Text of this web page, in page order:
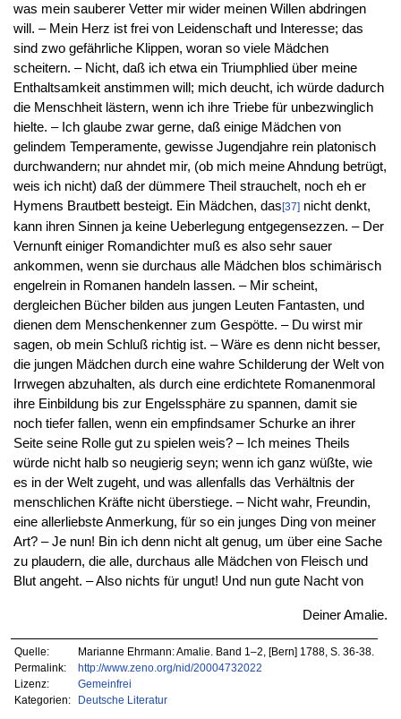
was mein sauberer Vetter mir wider meinen Willen abdringen
will. – Mein Herz ist frei von Leidenschaft und Interesse; das
sind zwo gefährliche Klippen, woran so viele Mädchen
scheitern. – Nicht, daß ich etwa ein Triumphlied über meine
Enthaltsamkeit anstimmen will; mich deucht, ich würde dadurch
die Menschheit lästern, wenn ich ihre Triebe für unbezwinglich
hielte. – Ich glaube zwar gerne, daß einige Mädchen von
gelindem Temperamente, gewisse Jugendjahre rein platonisch
durchwandern; nur ahndet mir, (ob mich meine Ahndung betrügt,
weis ich nicht) daß der dümmere Theil strauchelt, noch eh er
Hymens Brautbett besteigt. Ein Mädchen, das [37]nicht denkt,
kann ihren Sinnen ja keine Ueberlegung entgegensezzen. – Der
Vernunft einiger Romandichter muß es also sehr sauer
ankommen, wenn sie durchaus alle Mädchen blos schimärisch
engelrein in Romanen handeln lassen. – Mir scheint,
dergleichen Bücher bilden aus jungen Leuten Fantasten, und
dienen dem Menschenkenner zum Gespötte. – Du wirst mir
sagen, ob mein Schluß richtig ist. – Wäre es denn nicht besser,
die jungen Mädchen durch eine wahre Schilderung der Welt von
Irrwegen abzuhalten, als durch eine erdichtete Romanenmoral
ihre Einbildung bis zur Engelssphäre zu spannen, damit sie
noch tiefer fallen, wenn ein empfindsamer Schurke an ihrer
Seite seine Rolle gut zu spielen weis? – Ich meines Theils
würde nicht halb so neugierig seyn; wenn ich ganz wüßte, wie
es in der Welt zugeht, und was allenfalls das Verhältnis der
menschlichen Kräfte nicht überstiege. – Nicht wahr, Freundin,
eine allerliebste Anmerkung, für so ein junges Ding von meiner
Art? – Je nun! Bin ich denn nicht alt genug, um über eine Sache
zu plaudern, die alle, durchaus alle Mädchen von Fleisch und
Blut angeht. – Also nichts für ungut! Und nun gute Nacht von
Deiner Amalie.
Quelle:
Marianne Ehrmann: Amalie. Band 1–2, [Bern] 1788, S. 36-38.
Permalink:
http://www.zeno.org/nid/20004732022
Lizenz:
Gemeinfrei
Kategorien:
Deutsche Literatur